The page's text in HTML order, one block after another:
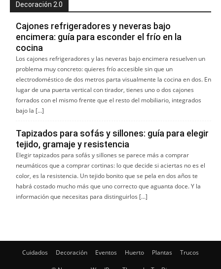
Decoración 2.0
Cajones refrigeradores y neveras bajo
encimera: guía para esconder el frío en la
cocina
Los cajones refrigeradores y las neveras bajo encimera resuelven un
problema muy concreto: quieres frío accesible sin que un
electrodoméstico de dos metros parta visualmente la cocina en dos. En
lugar de una puerta vertical con tirador, tienes uno o dos cajones
forrados con el mismo frente que el resto del mobiliario, integrados
bajo la […]
Tapizados para sofás y sillones: guía para elegir
tejido, gramaje y resistencia
Elegir tapizados para sofás y sillones se parece más a comprar
neumáticos que a comprar cortinas: lo que decide si aciertas no es el
color, es la resistencia. Un tejido bonito que se pela en dos años te
habrá costado mucho más que uno correcto que aguanta doce. Y la
información que necesitas para distinguirlos […]
Cuidados Decoración Eventos Huerto Plantas Trucos